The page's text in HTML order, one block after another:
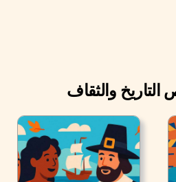
والثقاف